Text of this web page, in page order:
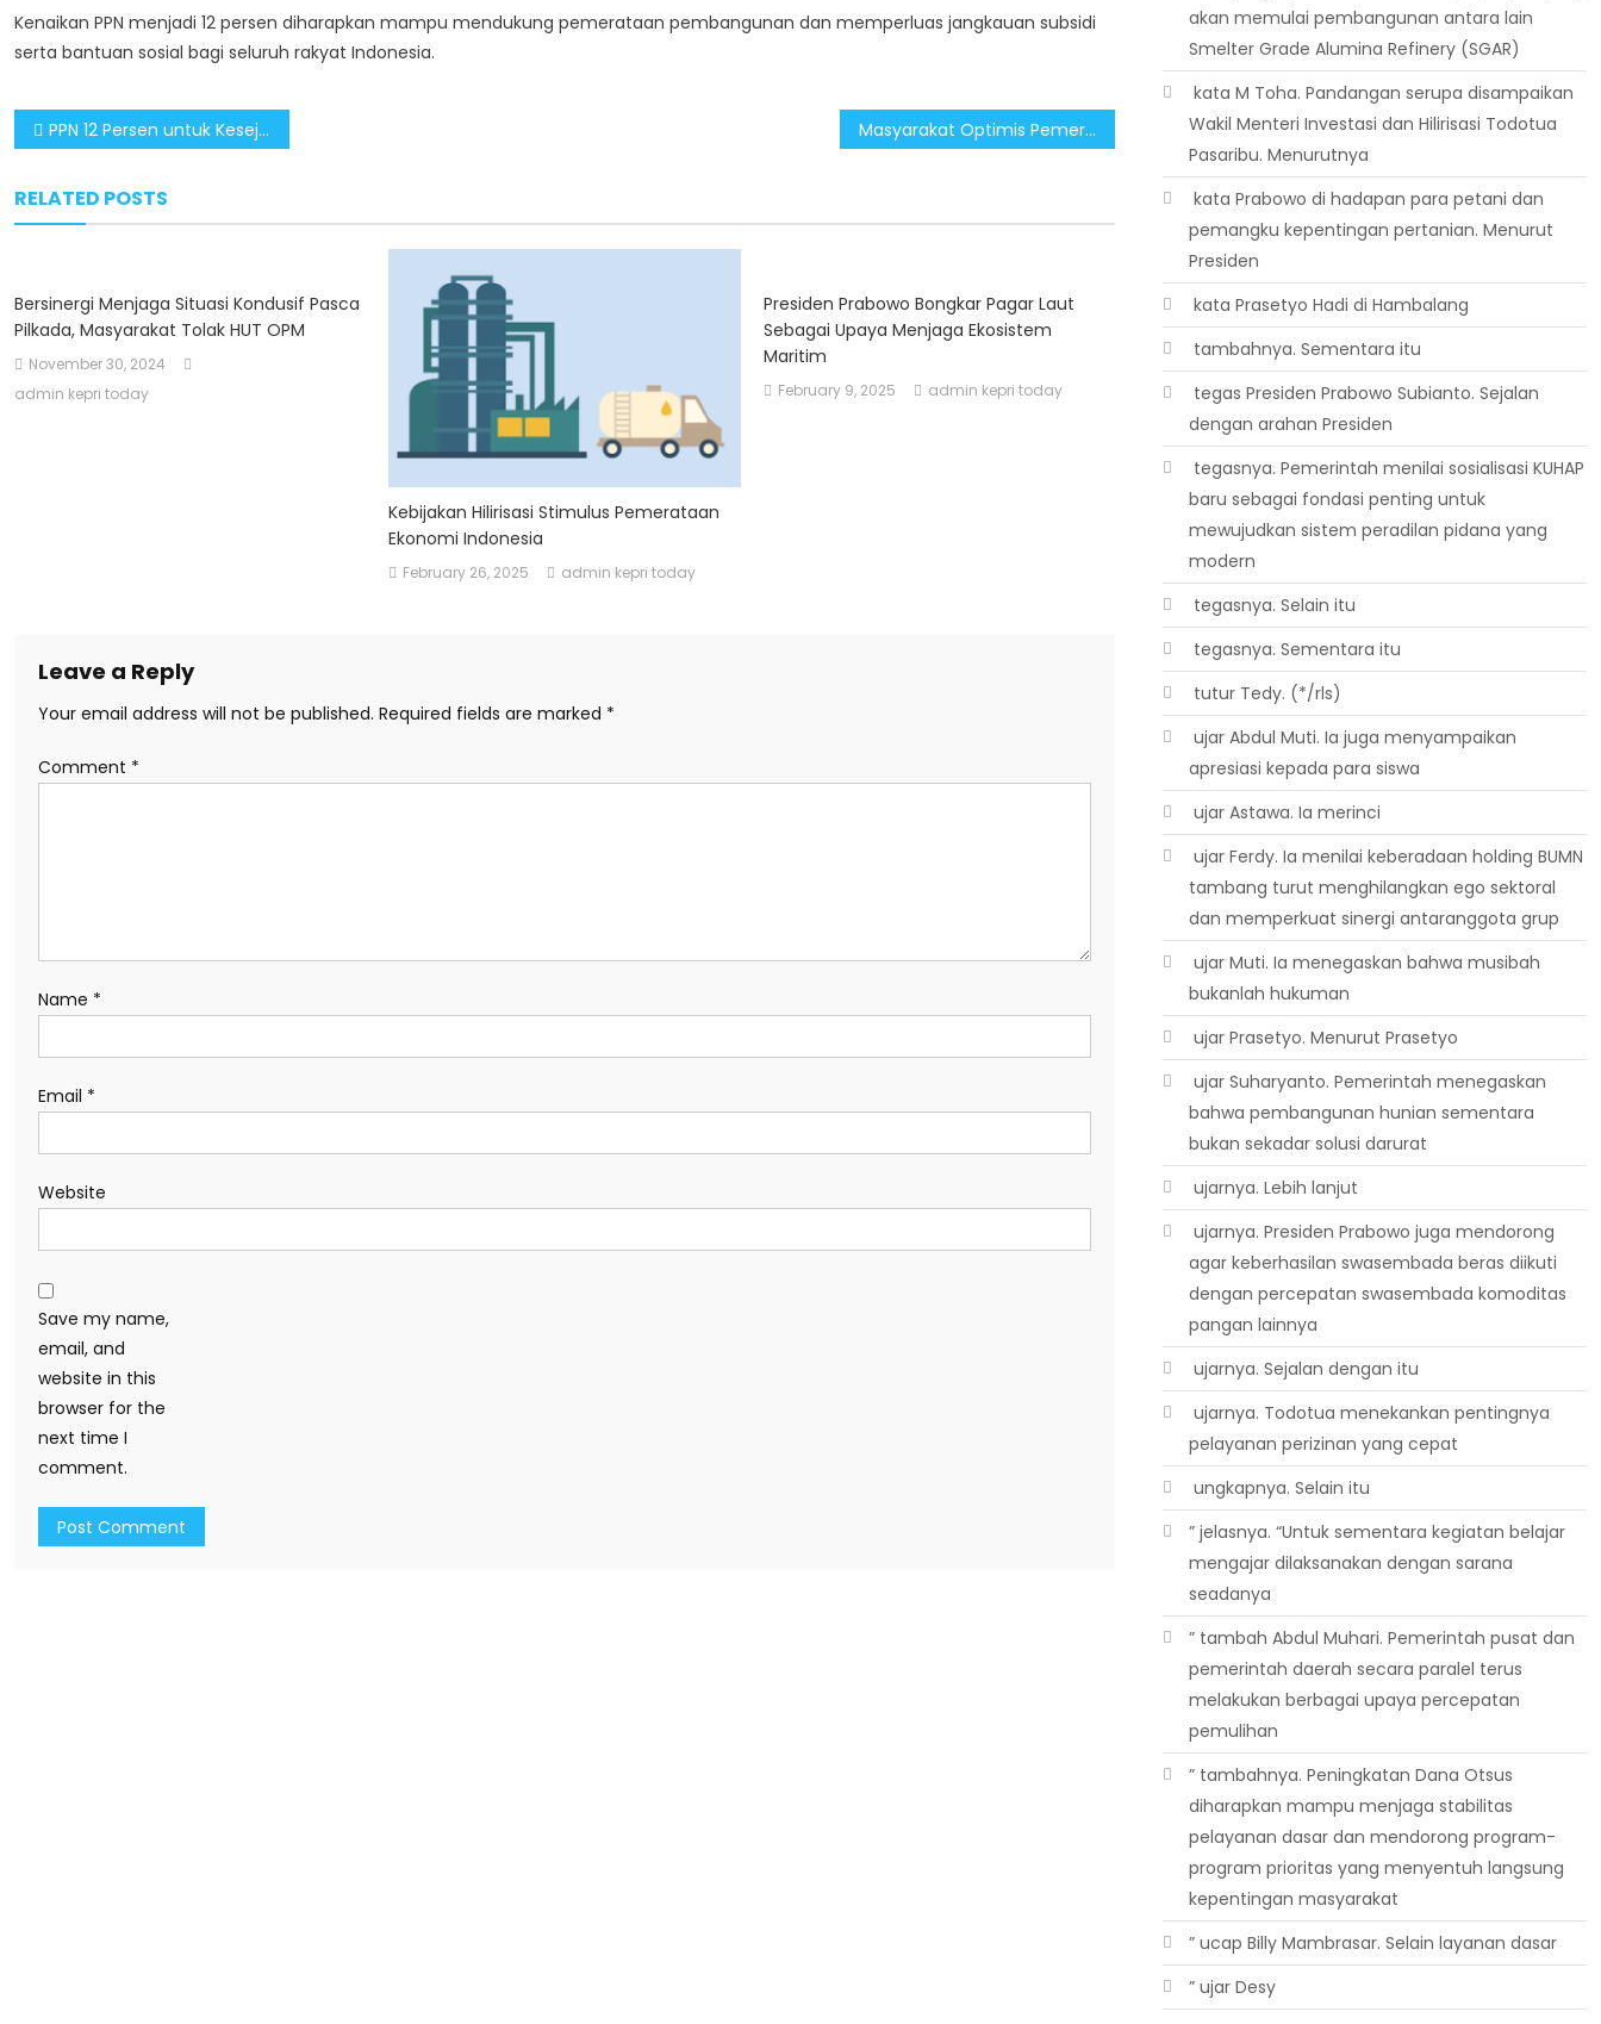
Kenaikan PPN menjadi 12 persen diharapkan mampu mendukung pemerataan pembangunan dan memperluas jangkauan subsidi
serta bantuan sosial bagi seluruh rakyat Indonesia.
Post
PPN 12 Persen untuk Kesejahteraan, Dorong Pembangunan Ekonomi Merata di Indonesia Masyarakat Optimis Pemerintahan Prabowo-Gibran Lanjutkan Pembangunan IKN
RELATED POSTS
Bersinergi Menjaga Situasi Kondusif Pasca
Pilkada, Masyarakat Tolak HUT OPM
November 30, 2024
admin kepri today
Kebijakan Hilirisasi Stimulus Pemerataan
Ekonomi Indonesia
February 26, 2025 admin kepri today
Presiden Prabowo Bongkar Pagar Laut
Sebagai Upaya Menjaga Ekosistem
Maritim
February 9, 2025 admin kepri today
Leave a Reply
Your email address will not be published. Required fields are marked *
Comment *
Name *
Email *
Website
Save my name,
email, and
website in this
browser for the
next time I
comment.
akan memulai pembangunan antara lain
Smelter Grade Alumina Refinery (SGAR)
 kata M Toha. Pandangan serupa disampaikan
Wakil Menteri Investasi dan Hilirisasi Todotua
Pasaribu. Menurutnya
 kata Prabowo di hadapan para petani dan
pemangku kepentingan pertanian. Menurut
Presiden
 kata Prasetyo Hadi di Hambalang
 tambahnya. Sementara itu
 tegas Presiden Prabowo Subianto. Sejalan
dengan arahan Presiden
 tegasnya. Pemerintah menilai sosialisasi KUHAP
baru sebagai fondasi penting untuk
mewujudkan sistem peradilan pidana yang
modern
 tegasnya. Selain itu
 tegasnya. Sementara itu
 tutur Tedy. (*/rls)
 ujar Abdul Muti. Ia juga menyampaikan
apresiasi kepada para siswa
 ujar Astawa. Ia merinci
 ujar Ferdy. Ia menilai keberadaan holding BUMN
tambang turut menghilangkan ego sektoral
dan memperkuat sinergi antaranggota grup
 ujar Muti. Ia menegaskan bahwa musibah
bukanlah hukuman
 ujar Prasetyo. Menurut Prasetyo
 ujar Suharyanto. Pemerintah menegaskan
bahwa pembangunan hunian sementara
bukan sekadar solusi darurat
 ujarnya. Lebih lanjut
 ujarnya. Presiden Prabowo juga mendorong
agar keberhasilan swasembada beras diikuti
dengan percepatan swasembada komoditas
pangan lainnya
 ujarnya. Sejalan dengan itu
 ujarnya. Todotua menekankan pentingnya
pelayanan perizinan yang cepat
 ungkapnya. Selain itu
” jelasnya. “Untuk sementara kegiatan belajar
mengajar dilaksanakan dengan sarana
seadanya
” tambah Abdul Muhari. Pemerintah pusat dan
pemerintah daerah secara paralel terus
melakukan berbagai upaya percepatan
pemulihan
” tambahnya. Peningkatan Dana Otsus
diharapkan mampu menjaga stabilitas
pelayanan dasar dan mendorong program-
program prioritas yang menyentuh langsung
kepentingan masyarakat
” ucap Billy Mambrasar. Selain layanan dasar
” ujar Desy